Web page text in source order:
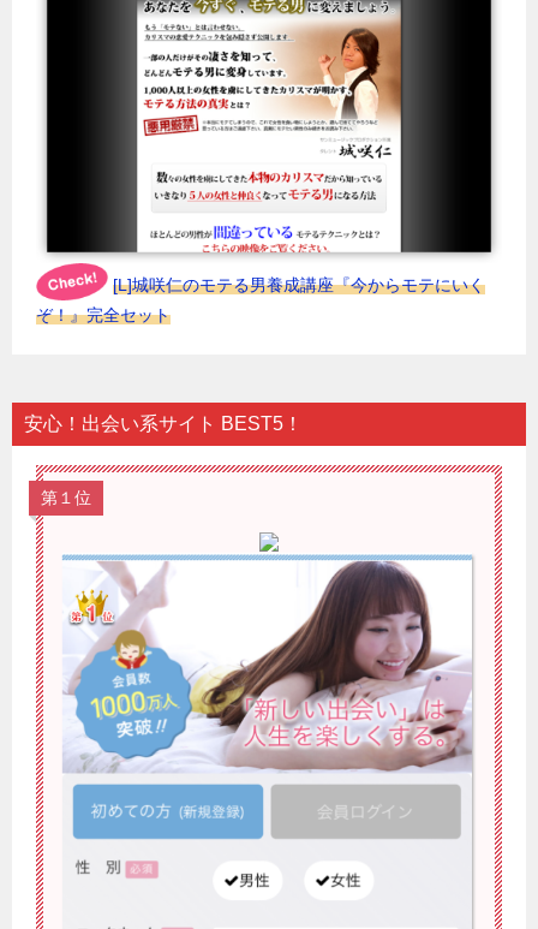
[L]城咲仁のモテる男養成講座『今からモテにいく
ぞ！』完全セット
安心！出会い系サイト BEST5！
第１位